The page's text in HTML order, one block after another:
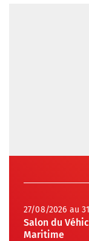
27/08/2026 au
Salon du
Maritime